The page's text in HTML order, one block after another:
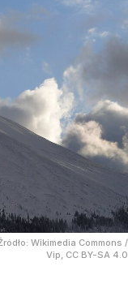
Wikimedia Commons /
Vip, CC BY-SA 4.0